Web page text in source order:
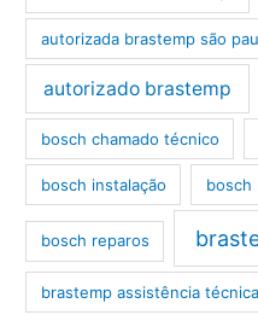
autorizada brastemp são
autorizado brastemp
bosch chamado técnico
bosch instalação bosch
bosch reparos
brastemp assistência técnica